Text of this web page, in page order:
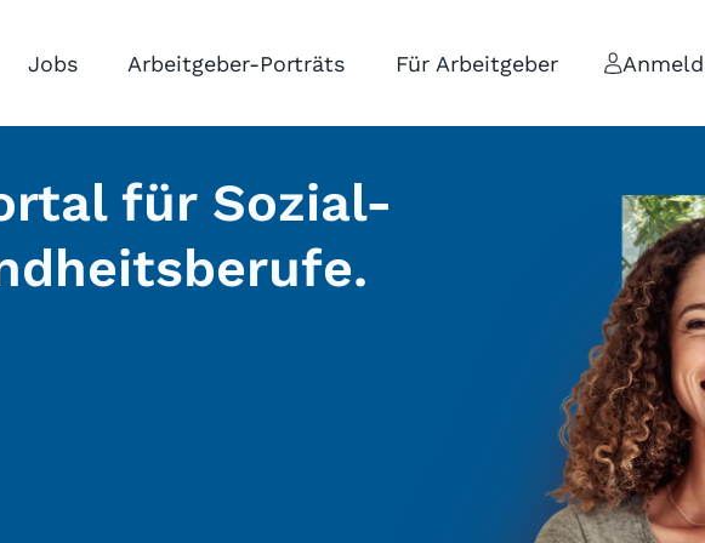
Jobs Arbeitgeber-Porträts Für Arbeitgeber
für Sozial-